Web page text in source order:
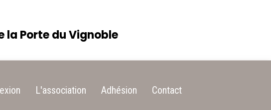
Porte du Vignoble
L'association Adhésion Contact